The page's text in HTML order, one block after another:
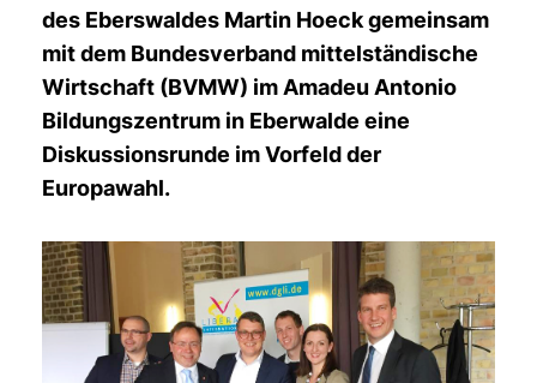
des Eberswaldes Martin Hoeck gemeinsam
mit dem Bundesverband mittelständische
Wirtschaft (BVMW) im Amadeu Antonio
Bildungszentrum in Eberwalde eine
Diskussionsrunde im Vorfeld der
Europawahl.